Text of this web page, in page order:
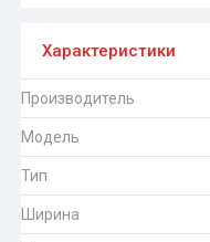
Характеристики
Производитель
Модель
Тип
Ширина